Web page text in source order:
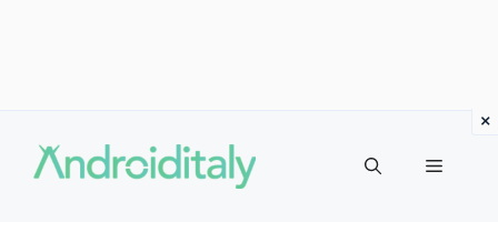
contenuto
MENU